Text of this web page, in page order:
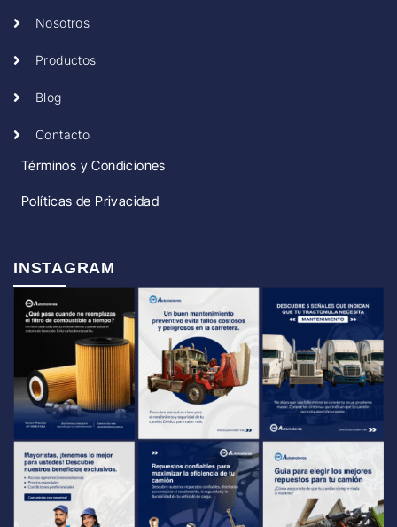
Nosotros
Productos
Blog
Contacto
Términos y Condiciones
Políticas de Privacidad
INSTAGRAM